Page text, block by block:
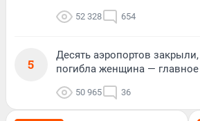
52 328 654
5
Десять аэропортов
погибла женщина — главное
50 965 36